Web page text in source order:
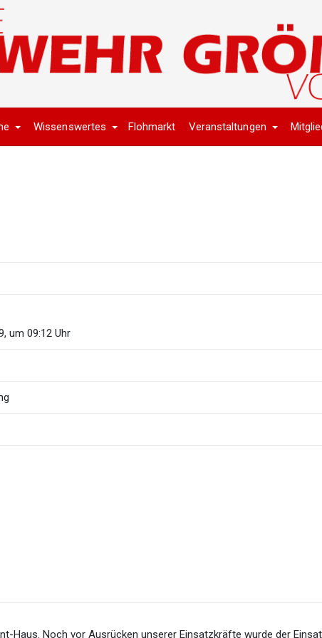
Wissenswertes Flohmarkt Veranstaltungen
um 09:12 Uhr
Haus. Noch vor Ausrücken unserer Einsatzkräfte wurde der